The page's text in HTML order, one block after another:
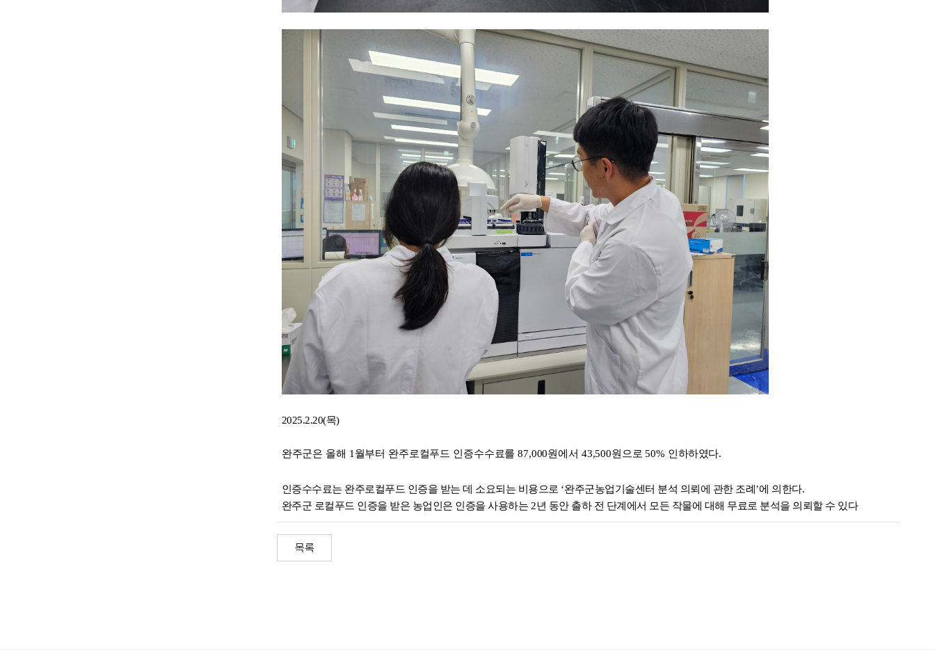
2025.2.20(목)
완주군은 올해 1월부터 완주로컬푸드 인증수수료를87,000원에서 43,500원으로 50% 인하하였다.
인증수수료는 완주로컬푸드 인증을 받는 데 소요되는 비용으로 ‘완주군농업기술센터 분석 의뢰에 관한 조례 ’에 의한다.
완주군 로컬푸드 인증을 받은 농업인은 인증을 사용하는 2년 동안 출하 전 단계에서 모든 작물에 대해 무료로 분석을 의뢰할 수 있다
목록